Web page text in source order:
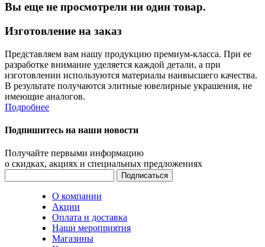
Вы еще не просмотрели ни один товар.
Изготовление на заказ
Представляем вам нашу продукцию премиум-класса. При ее
разработке внимание уделяется каждой детали, а при
изготовлении используются материалы наивысшего качества.
В результате получаются элитные ювелирные украшения, не
имеющие аналогов.
Подробнее
Подпишитесь на наши новости
Получайте первыми информацию
о скидках, акциях и специальных предложениях
О компании
Акции
Оплата и доставка
Наши мероприятия
Магазины